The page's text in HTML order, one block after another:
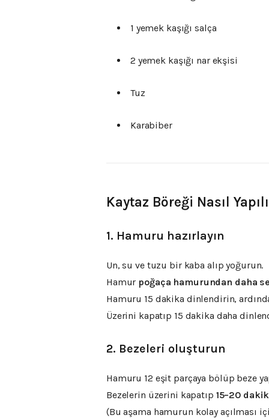
1 yemek kaşığı salça
2 yemek kaşığı nar ekşisi
Tuz
Karabiber
Kaytaz Böreği Nasıl
1. Hamuru hazırlayın
Un, su ve tuzu bir kaba alıp yoğurun.
Hamur poğaça hamurundan daha
Hamuru 15 dakika dinlendirin,
Üzerini kapatıp 15 dakika daha
2. Bezeleri oluşturun
Hamuru 12 eşit parçaya bölüp beze
Bezelerin üzerini kapatıp 15–20
(Bu aşama hamurun kolay açılması